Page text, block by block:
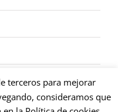
terceros para mejorar
consideramos que